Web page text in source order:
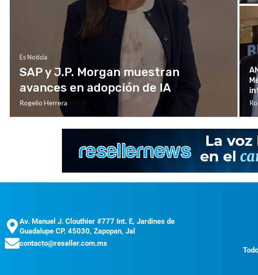
Es Noticia
SAP y J.P. Morgan muestran
avances en adopción de IA
Rogelio Herrera
Av. Manuel J. Clouthier #777 Int. E, Jardines de
Guadalupe CP. 45030, Zapopan, Jal
contacto@reseller.com.mx